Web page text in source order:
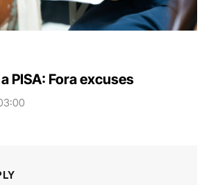
PISA: Fora excuses